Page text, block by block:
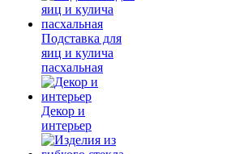
Подставка для
яиц и кулича
пасхальная
Декор и
интерьер